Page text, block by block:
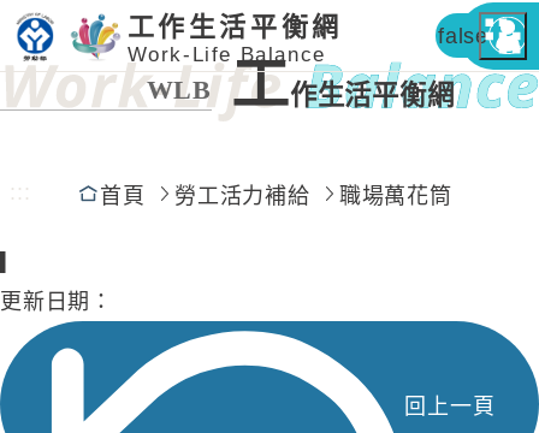
工作生活平衡網
Work-Life Balance
false
WLB 工作生活平衡網
::: 首頁 勞工活力補給 職場萬花筒
更新日期：
回上一頁